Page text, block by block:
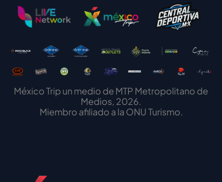
México Trip un medio de MTP Metropolitano de
Medios, 2026.
Miembro afiliado a la ONU Turismo.